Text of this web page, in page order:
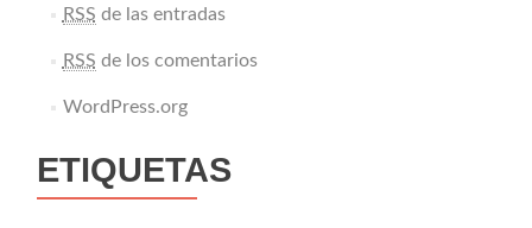
RSS de las entradas
RSS de los comentarios
WordPress.org
ETIQUETAS